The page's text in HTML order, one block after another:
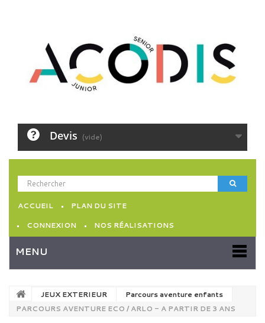
Devis (vide)
ACCUEIL
PLAN DU SITE
CONNEXION
NOS RÉALISATIONS
MENU
JEUX EXTERIEUR
Parcours aventure enfants
PARCOURS AVENTURE ECO / ARLO - A PARTIR DE 3 ANS